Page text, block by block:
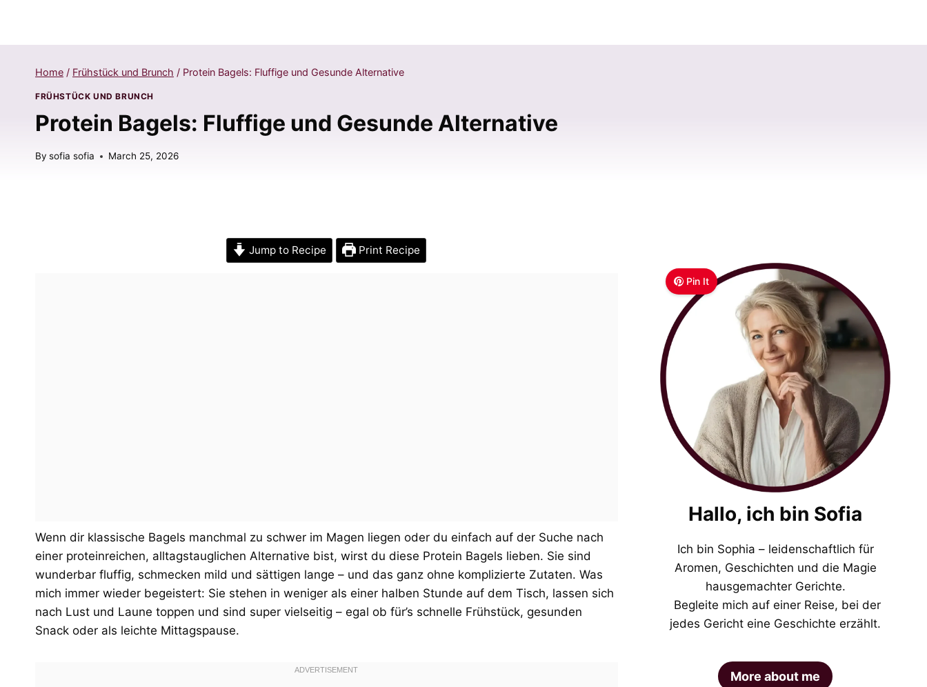
Home / Frühstück und Brunch / Protein Bagels: Fluffige und Gesunde Alternative
FRÜHSTÜCK UND BRUNCH
Protein Bagels: Fluffige und Gesunde Alternative
By sofia sofia March 25, 2026
Jump to Recipe Print Recipe
Wenn dir klassische Bagels manchmal zu schwer im Magen liegen oder du einfach auf der Suche nach
einer proteinreichen, alltagstauglichen Alternative bist, wirst du diese Protein Bagels lieben. Sie sind
wunderbar fluffig, schmecken mild und sättigen lange – und das ganz ohne komplizierte Zutaten. Was
mich immer wieder begeistert: Sie stehen in weniger als einer halben Stunde auf dem Tisch, lassen sich
nach Lust und Laune toppen und sind super vielseitig – egal ob für’s schnelle Frühstück, gesunden
Snack oder als leichte Mittagspause.
Pin It
Hallo, ich bin Sofia
Ich bin Sophia – leidenschaftlich für
Aromen, Geschichten und die Magie
hausgemachter Gerichte.
Begleite mich auf einer Reise, bei der
jedes Gericht eine Geschichte erzählt.
More about me